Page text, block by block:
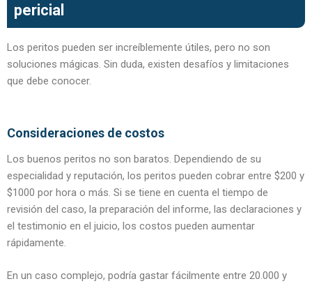
pericial
Los peritos pueden ser increíblemente útiles, pero no son
soluciones mágicas. Sin duda, existen desafíos y limitaciones
que debe conocer.
Consideraciones de costos
Los buenos peritos no son baratos. Dependiendo de su
especialidad y reputación, los peritos pueden cobrar entre $200 y
$1000 por hora o más. Si se tiene en cuenta el tiempo de
revisión del caso, la preparación del informe, las declaraciones y
el testimonio en el juicio, los costos pueden aumentar
rápidamente.
En un caso complejo, podría gastar fácilmente entre 20.000 y